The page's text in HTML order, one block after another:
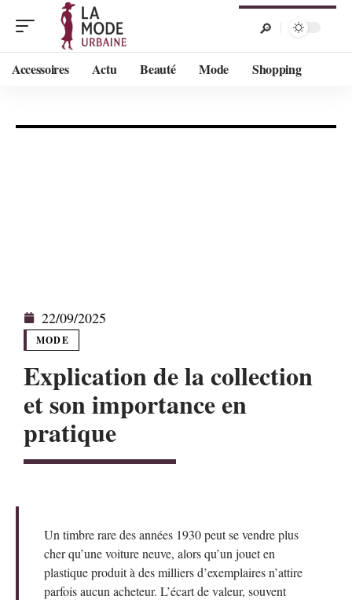
Accessoires Actu Beauté Mode Shopping
22/09/2025
MODE
Explication de la collection
et son importance en
pratique
Un timbre rare des années 1930 peut se vendre plus
cher qu’une voiture neuve, alors qu’un jouet en
plastique produit à des milliers d’exemplaires n’attire
parfois aucun acheteur. L’écart de valeur, souvent